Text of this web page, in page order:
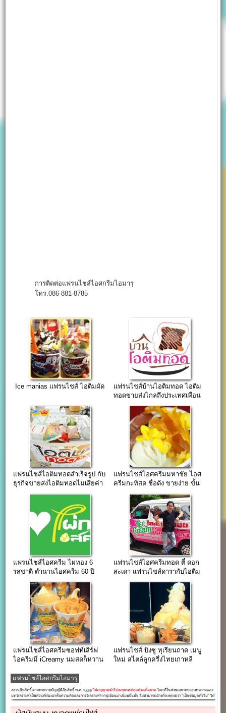
การติดต่อแฟรนไชส์ไอศกรีมไอมารุ
โทร.086-881-8785
Ice manias แฟรนไชส์ ไอติมผัด
แฟรนไชส์บ้านไอติมทอด ไอติม
ทอดขายส่งไกลถึงประเทศเพื่อน
แฟรนไชส์ไอติมทอดสำเร็จรูป กับ
ธุรกิจขายส่งไอติมทอดไม่เสียค่า
แฟรนไชส์ไอศครีมมหาชัย ไอศ
ครีมกะทิสด ชื่อดัง ขายง่าย ขั้น
แฟรนไชส์ไอศครีม ไผ่ทอง 6
รสชาติ ตำนานไอศครีม 60 ปี
แฟรนไชส์ไอศครีมทอด ตี๋ ดอก
สะเดา แฟรนไชส์ดารากับไอติม
แฟรนไชส์ไอศครีมซอฟท์เสิร์ฟ
ไอครีมมี่ iCreamy นมสดก็หวาน
แฟรนไชส์ บิงซู ทุเรียนถาด เมนู
ใหม่ สไตล์ลูกครึ่งไทยเกาหลี
แฟรนไชส์ไอศกรีมไอมารุ